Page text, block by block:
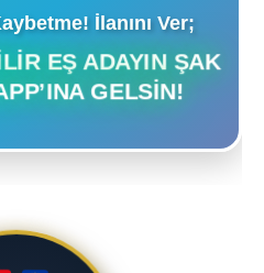
İlanını Ver;
EŞ ADAYIN ŞAK
GELSIN!